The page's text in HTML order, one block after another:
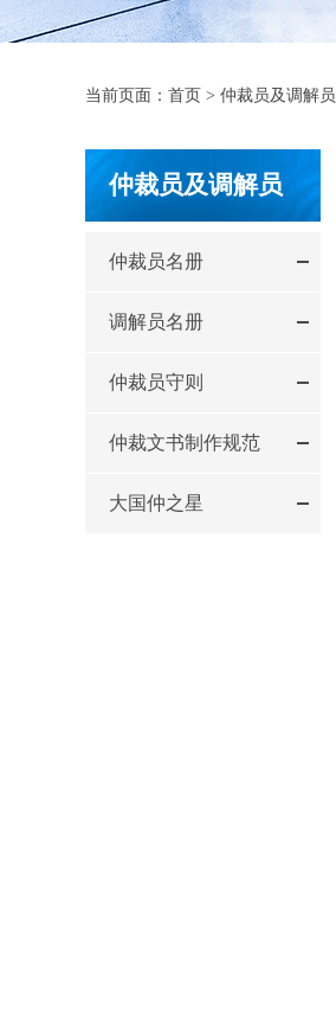
当前页面： 首页 > 仲裁员及调解员
仲裁员及调解员
仲裁员名册
调解员名册
仲裁员守则
仲裁文书制作规范
大国仲之星